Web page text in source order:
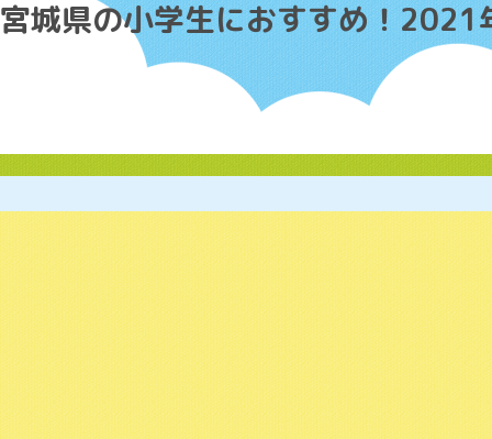
カテゴリー Archives:
【宮城】小学生におすすめの習い
マイクラプログラミングはテラボ!
春の体験特集
春のスクール特集
山形県の小学生におすすめ！2021
宮城県の小学生におすすめ！2021